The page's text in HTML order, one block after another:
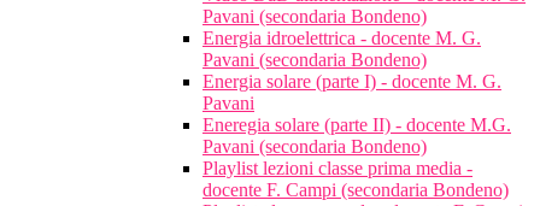
Pavani (secondaria Bondeno)
Energia idroelettrica - docente M. G.
Pavani (secondaria Bondeno)
Energia solare (parte I) - docente M. G.
Pavani
Eneregia solare (parte II) - docente M.G.
Pavani (secondaria Bondeno)
Playlist lezioni classe prima media -
docente F. Campi (secondaria Bondeno)